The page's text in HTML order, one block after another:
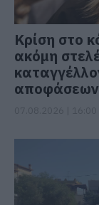
Κρίση στο
ακόμη
αποφάσεων